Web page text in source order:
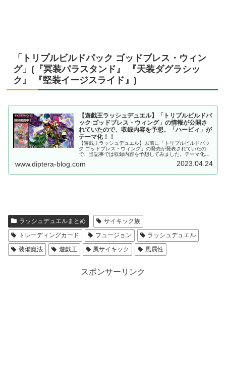
「トリプルビルドパック ゴッドブレス・ウィン
グ」(『冥装パラスタンド』 『天装ダグラシッ
ク』 『堅装イージスライド』)
【遊戯王ラッシュデュエル】「トリプルビルドパ
ック ゴッドブレス・ウィング」の情報が公開さ
れていたので、収録内容を予想。「ハーピィ」が
テーマ化！！
【遊戯王ラッシュデュエル】以前に「トリプルビルドパッ
ク ゴッドブレス・ウィング」の発売が発表されていたの
で、当記事では収録内容を予想してみました。テーマ化が
候補に挙げております。
www.diptera-blog.com 2023.04.24
ラッシュデュエルまとめ
サイキック族
トレーディングカード
フュージョン
ラッシュデュエル
装備魔法
遊戯王 風サイキック 風属性
スポンサーリンク